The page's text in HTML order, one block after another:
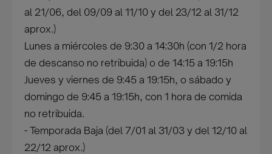
al 21/06, del 09/09 al 11/10 y del 23/12 al 31/12
aprox.)
Lunes a miércoles de 9:30 a 14:30h (con 1/2 hora
de descanso no retribuida) o de 14:15 a 19:15h
Jueves y viernes de 9:45 a 19:15h, o sábado y
domingo de 9:45 a 19:15h, con 1 hora de comida
no retribuida.
- Temporada Baja (del 7/01 al 31/03 y del 12/10 al
22/12 aprox.)